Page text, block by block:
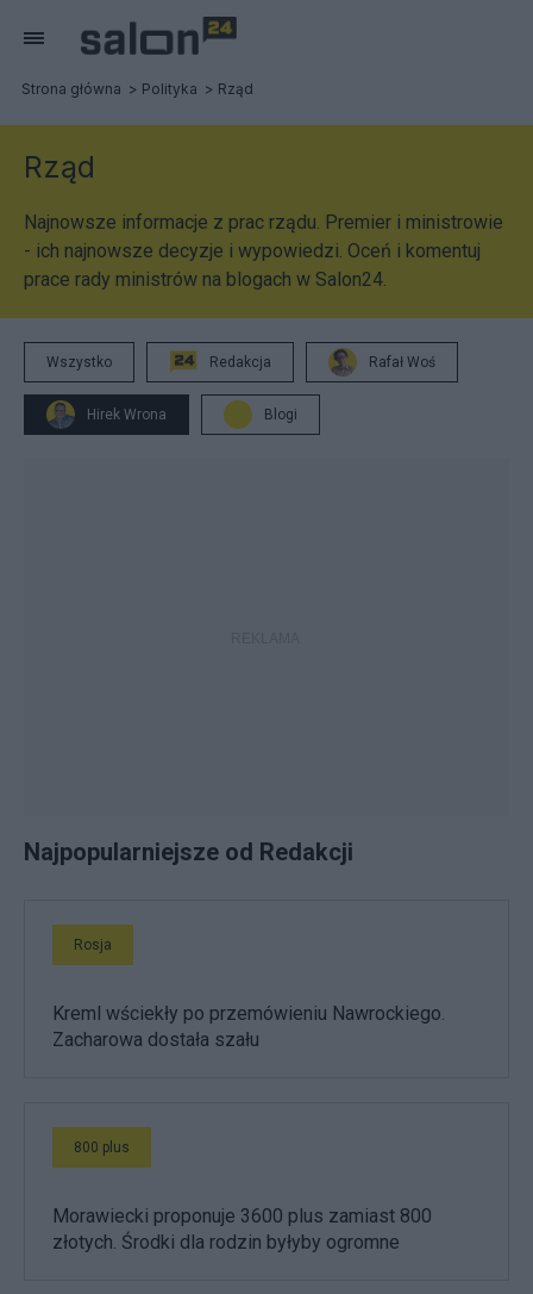
Strona główna Polityka Rząd
Rząd
Najnowsze informacje z prac rządu. Premier i ministrowie
- ich najnowsze decyzje i wypowiedzi. Oceń i komentuj
prace rady ministrów na blogach w Salon24.
Wszystko Redakcja Rafał Woś
Hirek Wrona Blogi
Najpopularniejsze od Redakcji
Rosja
Kreml wściekły po przemówieniu Nawrockiego.
Zacharowa dostała szału
800 plus
Morawiecki proponuje 3600 plus zamiast 800
złotych. Środki dla rodzin byłyby ogromne